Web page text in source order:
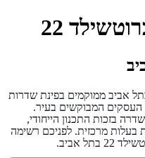
22
להשכרה במגדל רוטשילד 22 בתל אביב ממוקמים בפינת שדרות
העסקים המבוקשים בעיר.
בזכות התכנון הייחודי,
בעלות מרכזית. לפניכם רשימה
אביב.